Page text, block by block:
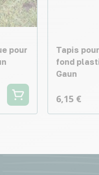
pour
Tapis
fond
Gaun
6,15 €